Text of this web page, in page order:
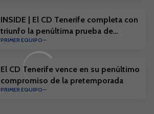
INSIDE | El CD Tenerife completa con
triunfo la penúltima prueba de
pretemporada
PRIMER EQUIPO
El CD Tenerife vence en su penúltimo
compromiso de la pretemporada
PRIMER EQUIPO